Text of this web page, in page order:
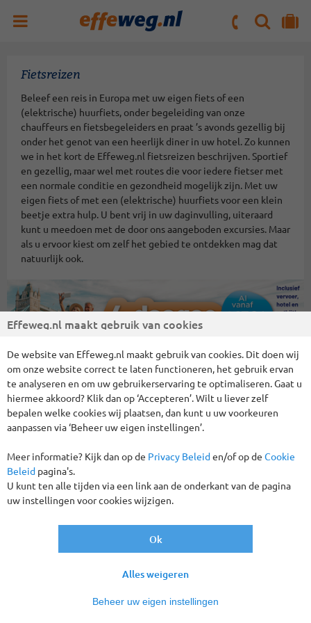
ZOEKENNAAR 'MIJN REIS' OMGEVING
Fietsreizen
Beleef een reis in Europa met uw eigen fiets of een
(elektrische) huurfiets, onder begeleiding van onze
chauffeurs en fietsbegeleiders en praat ’s avonds gezellig bij
onder het genot van een heerlijk diner in uw hotel. Zo kunnen
we in het kort de Effeweg.nl fietsreizen beschrijven. Sportief
en gezellig, maar wel met routes die voor iedere fietser met
een normale conditie en gezondheid mogelijk zijn. Met uw
eigen fiets of met een (elektrische) huurfiets voor een klein
beetje extra hulp. U bent vrij in uw daginvulling, uiteraard
kunt u meedoen met de door ons aangeboden excursies. Maar
als u ervoor kiest om zelf het gebied te ontdekken mag dat
natuurlijk ook.
Wij hebben 8 reizen gevonden
Sorteren
Verder filteren
Vertrekgaranties!
Effeweg.nl maakt gebruik van cookies
De website van Effeweg.nl maakt gebruik van cookies. Dit doen wij
om onze website correct te laten functioneren, het gebruik ervan
te analyseren en om uw gebruikerservaring te optimaliseren. Gaat u
hiermee akkoord? Klik dan op ‘Accepteren’. Wilt u liever zelf
bepalen welke cookies wij plaatsen, dan kunt u uw voorkeuren
aanpassen via ‘Beheer uw eigen instellingen’.
Meer informatie? Kijk dan op de Privacy Beleiden/of op de Cookie
Beleid pagina's.
U kunt ten alle tijden via een link aan de onderkant van de pagina
uw instellingen voor cookies wijzigen.
Beheer uw eigen instellingen
Alles weigeren
Ok